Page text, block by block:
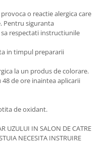
o reactie alergica care
Pentru siguranta
respectati instructiunile
in timpul prepararii
la un produs de colorare.
de ore inaintea aplicarii
de oxidant.
UZULUI IN SALON DE CATRE
NECESITA INSTRUIRE